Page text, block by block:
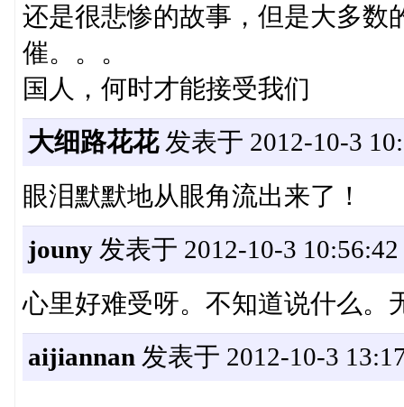
还是很悲惨的故事，但是大多数
催。。。
国人，何时才能接受我们
大细路花花发表于 2012-10-3
眼泪默默地从眼角流出来了！
jouny发表于 2012-10-3 10:56:42
心里好难受呀。不知道说什么。
aijiannan 发表于 2012-10-3